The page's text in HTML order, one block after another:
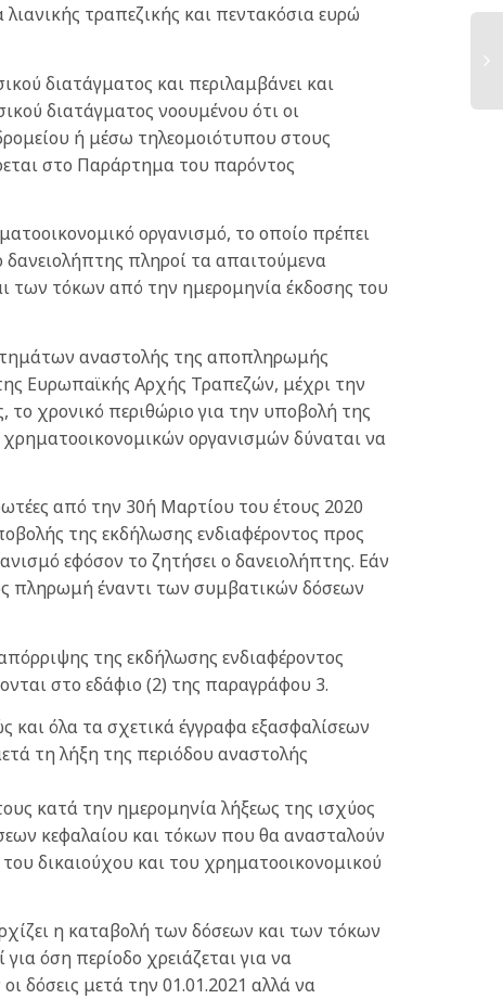
τραπεζικής και πεντακόσια ευρώ
διατάγματος και περιλαμβάνει και
διατάγματος νοουμένου ότι οι
ή μέσω τηλεομοιότυπου στους
στο Παράρτημα του παρόντος
οργανισμό, το οποίο πρέπει
δανειολήπτης πληροί τα απαιτούμενα
των τόκων από την ημερομηνία έκδοσης του
αναστολής της αποπληρωμής
Ευρωπαϊκής Αρχής Τραπεζών, μέχρι την
το χρονικό περιθώριο για την υποβολή της
οργανισμών δύναται να
από την 30ή Μαρτίου του έτους 2020
της εκδήλωσης ενδιαφέροντος προς
εφόσον το ζητήσει ο δανειολήπτης. Εάν
πληρωμή έναντι των συμβατικών δόσεων
της εκδήλωσης ενδιαφέροντος
στο εδάφιο (2) της παραγράφου 3.
όλα τα σχετικά έγγραφα εξασφαλίσεων
τη λήξη της περιόδου αναστολής
κατά την ημερομηνία λήξεως της ισχύος
κεφαλαίου και τόκων που θα ανασταλούν
δικαιούχου και του χρηματοοικονομικού
η καταβολή των δόσεων και των τόκων
όση περίοδο χρειάζεται για να
δόσεις μετά την 01.01.2021 αλλά να